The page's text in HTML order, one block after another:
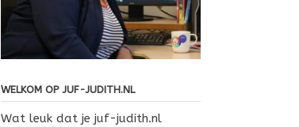
WELKOM OP JUF-JUDITH.NL
Wat leuk dat je juf-judith.nl